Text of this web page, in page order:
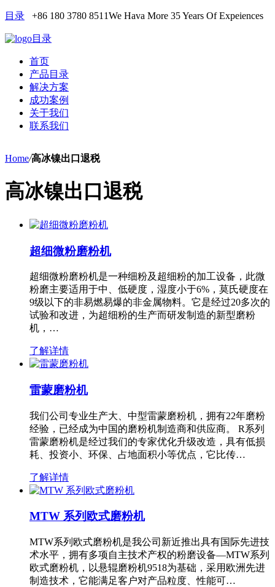
目录 +86 180 3780 8511We Hava More 35 Years Of Expeiences
目录
首页
产品目录
解决方案
成功案例
关于我们
联系我们
Home/高冰镍出口退税
高冰镍出口退税
超细微粉磨粉机
超细微粉磨粉机是一种细粉及超细粉的加工设备，此微
粉磨主要适用于中、低硬度，湿度小于6%，莫氏硬度在
9级以下的非易燃易爆的非金属物料。它是经过20多次的
试验和改进，为超细粉的生产而研发制造的新型磨粉
机，…
了解详情
雷蒙磨粉机
我们公司专业生产大、中型雷蒙磨粉机，拥有22年磨粉
经验，已经成为中国的磨粉机制造商和供应商。 R系列
雷蒙磨粉机是经过我们的专家优化升级改造，具有低损
耗、投资小、环保、占地面积小等优点，它比传…
了解详情
MTW 系列欧式磨粉机
MTW系列欧式磨粉机是我公司新近推出具有国际先进技
术水平，拥有多项自主技术产权的粉磨设备—MTW系列
欧式磨粉机，以悬辊磨粉机9518为基础，采用欧洲先进
制造技术，它能满足客户对产品粒度、性能可…